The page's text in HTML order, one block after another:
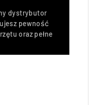
dystrybutor
pewność
oraz pełne